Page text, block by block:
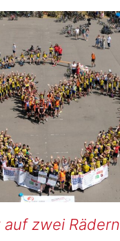
auf zwei Rädern